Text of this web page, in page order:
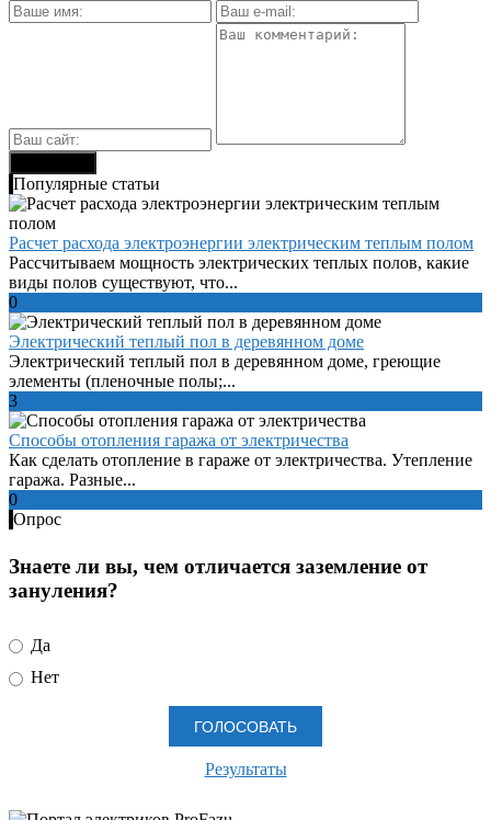
Популярные статьи
Расчет расхода электроэнергии электрическим теплым полом
Рассчитываем мощность электрических теплых полов, какие
виды полов существуют, что...
0
Электрический теплый пол в деревянном доме
Электрический теплый пол в деревянном доме, греющие
элементы (пленочные полы;...
3
Способы отопления гаража от электричества
Как сделать отопление в гараже от электричества. Утепление
гаража. Разные...
0
Опрос
Знаете ли вы, чем отличается заземление от
зануления?
Да
Нет
Результаты